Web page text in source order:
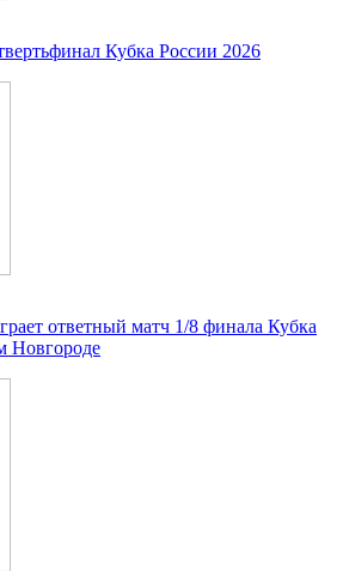
Кубка России 2026
ответный матч 1/8 финала Кубка
Новгороде